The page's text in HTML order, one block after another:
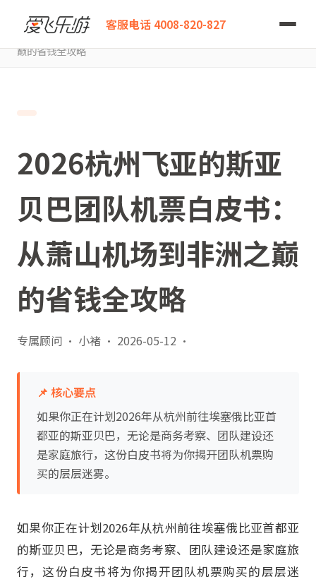
客服电话 4008-820-827
爱飞乐游
2026杭州飞亚的斯亚贝巴团队机票白皮书：从萧山机场到非洲之
巅的省钱全攻略
2026杭州飞亚的斯亚
贝巴团队机票白皮书：
从萧山机场到非洲之巅
的省钱全攻略
专属顾问 · 小褚 · 2026-05-12 ·
📌 核心要点
如果你正在计划2026年从杭州前往埃塞俄比亚首
都亚的斯亚贝巴，无论是商务考察、团队建设还
是家庭旅行，这份白皮书将为你揭开团队机票购
买的层层迷雾。
如果你正在计划2026年从杭州前往埃塞俄比亚首都亚
的斯亚贝巴，无论是商务考察、团队建设还是家庭旅
行，这份白皮书将为你揭开团队机票购买的层层迷